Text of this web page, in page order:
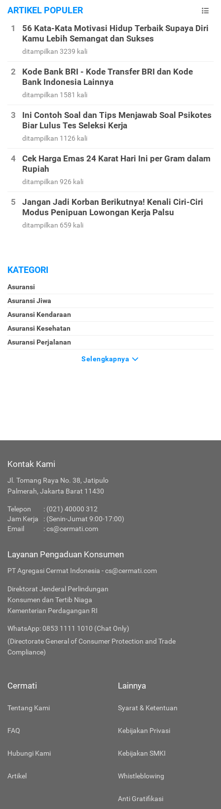
ARTIKEL POPULER
56 Kata-Kata Motivasi Hidup Terbaik Supaya Diri
Kamu Lebih Semangat dan Sukses
ditampilkan 3239 kali
Kode Bank BRI - Kode Transfer BRI dan Kode
Bank Indonesia Lainnya
ditampilkan 1581 kali
Ini Contoh Soal dan Tips Menjawab Soal Psikotes
Biar Lulus Tes Seleksi Kerja
ditampilkan 1126 kali
Cek Harga Emas 24 Karat Hari Ini per Gram dalam
Rupiah
ditampilkan 926 kali
Jangan Jadi Korban Berikutnya! Kenali Ciri-Ciri
Modus Penipuan Lowongan Kerja Palsu
ditampilkan 659 kali
KATEGORI
Asuransi
Asuransi Jiwa
Asuransi Kendaraan
Asuransi Kesehatan
Asuransi Perjalanan
Selengkapnya
Kontak Kami
Jl. Tomang Raya No. 38, Jatipulo
Palmerah, Jakarta Barat 11430
Telepon : (021) 40000 312
Jam Kerja
: (Senin-Jumat 9:00-17:00)
Email
:cs@cermati.com
Layanan Pengaduan Konsumen
PT Agregasi Cermat Indonesia - cs@cermati.com
Direktorat Jenderal Perlindungan
Konsumen dan Tertib Niaga
Kementerian Perdagangan RI
WhatsApp: 0853 1111 1010 (Chat Only)
(Directorate General of Consumer Protection and Trade
Compliance)
Cermati
Tentang Kami
FAQ
Hubungi Kami
Artikel
Lainnya
Syarat & Ketentuan
Kebijakan Privasi
Kebijakan SMKI
Whistleblowing
Anti Gratifikasi